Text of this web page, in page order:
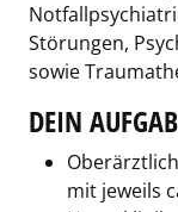
Störungen,
sowie
DEIN
mit jeweils